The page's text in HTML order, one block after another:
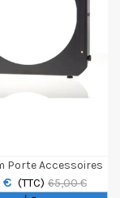
Porte Accessoires
21cm
€ (TTC) 65,00 €